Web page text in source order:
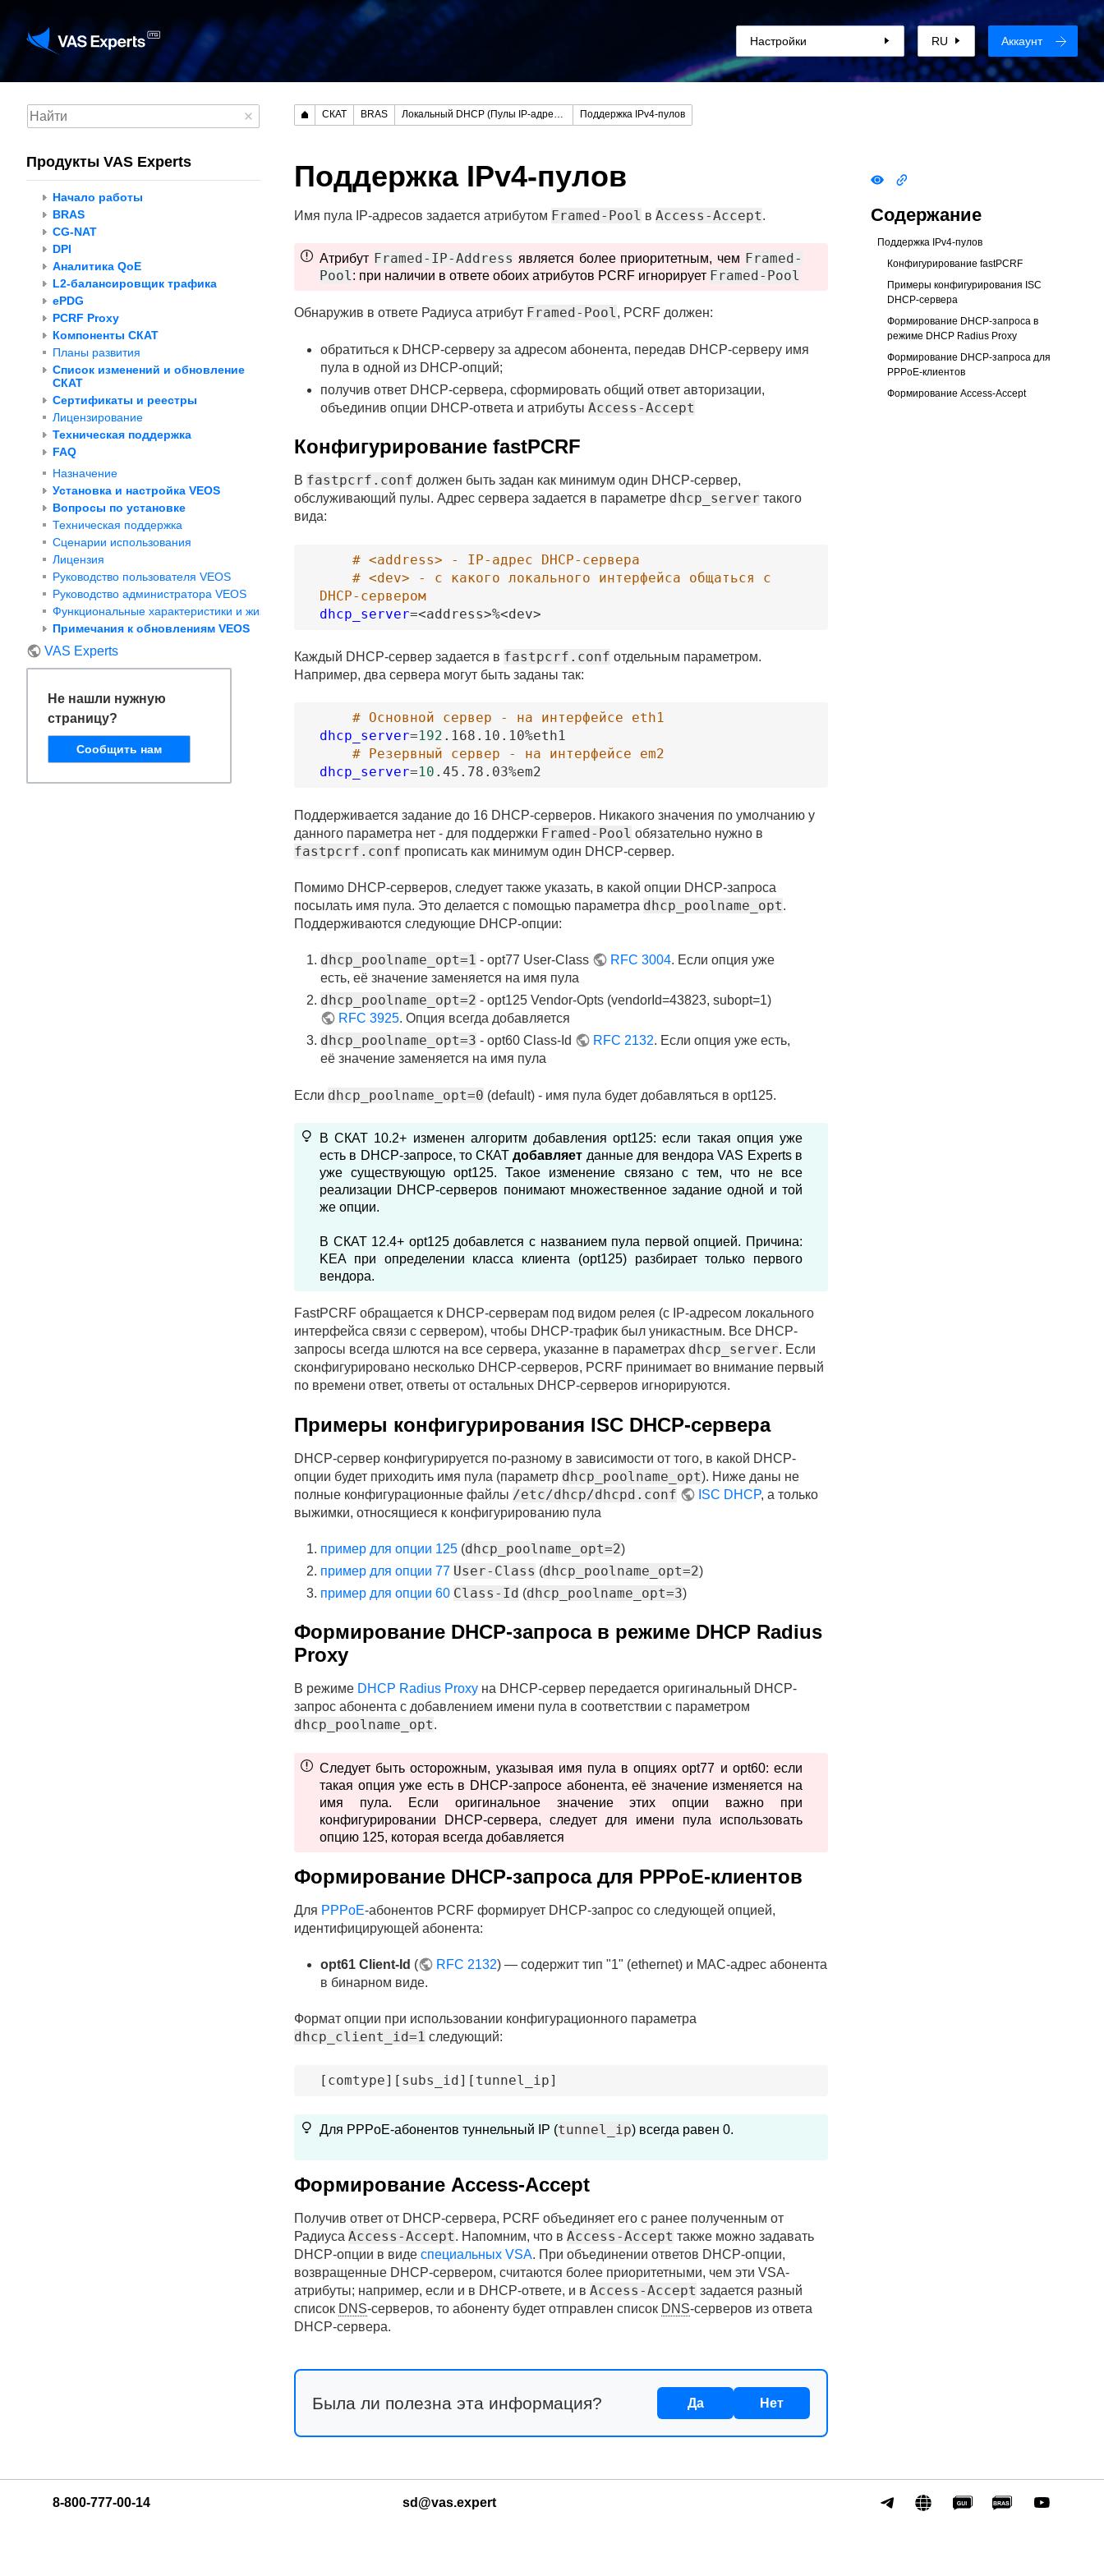
Настройки RU Аккаунт
Продукты VAS Experts
Начало работы
BRAS
CG-NAT
DPI
Аналитика QoE
L2-балансировщик трафика
ePDG
PCRF Proxy
Компоненты СКАТ
Планы развития
Список изменений и обновление
СКАТ
Сертификаты и реестры
Лицензирование
Техническая поддержка
FAQ
Назначение
Установка и настройка VEOS
Вопросы по установке
Техническая поддержка
Сценарии использования
Лицензия
Руководство пользователя VEOS
Руководство администратора VEOS
Функциональные характеристики и жизненный цикл VEOS
Примечания к обновлениям VEOS
VAS Experts
Не нашли нужную
страницу?
Сообщить нам
СКАТ BRAS Локальный DHCP (Пулы IP-адресов) Поддержка IPv4-пулов
Поддержка IPv4-пулов
Имя пула IP-адресов задается атрибутом Framed-Pool в Access-Accept.
Атрибут Framed-IP-Address является более приоритетным, чем Framed-
Pool: при наличии в ответе обоих атрибутов PCRF игнорирует Framed-Pool
Обнаружив в ответе Радиуса атрибут Framed-Pool, PCRF должен:
обратиться к DHCP-серверу за адресом абонента, передав DHCP-серверу имя
пула в одной из DHCP-опций;
получив ответ DHCP-сервера, сформировать общий ответ авторизации,
объединив опции DHCP-ответа и атрибуты Access-Accept
Конфигурирование fastPCRF
В fastpcrf.conf должен быть задан как минимум один DHCP-сервер,
обслуживающий пулы. Адрес сервера задается в параметре dhcp_server такого
вида:
# <address> - IP-адрес DHCP-сервера
# <dev> - с какого локального интерфейса общаться с
DHCP-сервером
dhcp_server=<address>%<dev>
Каждый DHCP-сервер задается в fastpcrf.conf отдельным параметром.
Например, два сервера могут быть заданы так:
# Основной сервер - на интерфейсе eth1
dhcp_server=192 .168 .10 .10%eth1
# Резервный сервер - на интерфейсе em2
dhcp_server=10 .45 .78 .03%em2
Поддерживается задание до 16 DHCP-серверов. Никакого значения по умолчанию у
данного параметра нет - для поддержки Framed-Pool обязательно нужно в
fastpcrf.conf прописать как минимум один DHCP-сервер.
Помимо DHCP-серверов, следует также указать, в какой опции DHCP-запроса
посылать имя пула. Это делается с помощью параметра dhcp_poolname_opt.
Поддерживаются следующие DHCP-опции:
dhcp_poolname_opt=1 - opt77 User-Class RFC 3004. Если опция уже
есть, её значение заменяется на имя пула
dhcp_poolname_opt=2 - opt125 Vendor-Opts (vendorId=43823, subopt=1)
RFC 3925. Опция всегда добавляется
dhcp_poolname_opt=3 - opt60 Class-Id RFC 2132. Если опция уже есть,
её значение заменяется на имя пула
Если dhcp_poolname_opt=0 (default) - имя пула будет добавляться в opt125.
В СКАТ 10.2+ изменен алгоритм добавления opt125: если такая опция уже
есть в DHCP-запросе, то СКАТдобавляет данные для вендора VAS Experts в
уже существующую opt125. Такое изменение связано с тем, что не все
реализации DHCP-серверов понимают множественное задание одной и той
же опции.
В СКАТ 12.4+ opt125 добавлется с названием пула первой опцией. Причина:
KEA при определении класса клиента (opt125) разбирает только первого
вендора.
FastPCRF обращается к DHCP-серверам под видом релея (с IP-адресом локального
интерфейса связи с сервером), чтобы DHCP-трафик был уникастным. Все DHCP-
запросы всегда шлются на все сервера, указанне в параметрах dhcp_server. Если
сконфигурировано несколько DHCP-серверов, PCRF принимает во внимание первый
по времени ответ, ответы от остальных DHCP-серверов игнорируются.
Примеры конфигурирования ISC DHCP-сервера
DHCP-сервер конфигурируется по-разному в зависимости от того, в какой DHCP-
опции будет приходить имя пула (параметр dhcp_poolname_opt). Ниже даны не
полные конфигурационные файлы /etc/dhcp/dhcpd.conf ISC DHCP, а только
выжимки, относящиеся к конфигурированию пула
пример для опции 125 (dhcp_poolname_opt=2)
пример для опции 77 User-Class (dhcp_poolname_opt=2)
пример для опции 60 Class-Id (dhcp_poolname_opt=3)
Формирование DHCP-запроса в режиме DHCP Radius
Proxy
В режиме DHCP Radius Proxy на DHCP-сервер передается оригинальный DHCP-
запрос абонента с добавлением имени пула в соответствии с параметром
dhcp_poolname_opt.
Следует быть осторожным, указывая имя пула в опциях opt77 и opt60: если
такая опция уже есть в DHCP-запросе абонента, её значение изменяется на
имя пула. Если оригинальное значение этих опции важно при
конфигурировании DHCP-сервера, следует для имени пула использовать
опцию 125, которая всегда добавляется
Формирование DHCP-запроса для PPPoE-клиентов
Для PPPoE-абонентов PCRF формирует DHCP-запрос со следующей опцией,
идентифицирующей абонента:
opt61 Client-Id ( RFC 2132) — содержит тип "1" (ethernet) и MAC-адрес абонента
в бинарном виде.
Формат опции при использовании конфигурационного параметра
dhcp_client_id=1 следующий:
[comtype] [subs_id] [tunnel_ip]
Для PPPoE-абонентов туннельный IP (tunnel_ip) всегда равен 0.
Формирование Access-Accept
Получив ответ от DHCP-сервера, PCRF объединяет его с ранее полученным от
Радиуса Access-Accept. Напомним, что в Access-Accept также можно задавать
DHCP-опции в виде специальных VSA. При объединении ответов DHCP-опции,
возвращенные DHCP-сервером, считаются более приоритетными, чем эти VSA-
атрибуты; например, если и в DHCP-ответе, и в Access-Accept задается разный
список DNS-серверов, то абоненту будет отправлен список DNS-серверов из ответа
DHCP-сервера.
Была ли полезна эта информация? Да Нет
Содержание
Поддержка IPv4-пулов
Конфигурирование fastPCRF
Примеры конфигурирования ISC
DHCP-сервера
Формирование DHCP-запроса в
режиме DHCP Radius Proxy
Формирование DHCP-запроса для
PPPoE-клиентов
Формирование Access-Accept
8-800-777-00-14 sd@vas.expert